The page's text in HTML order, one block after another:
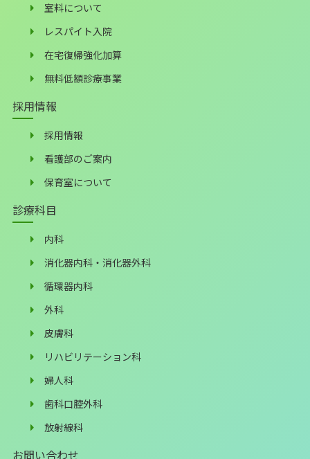
室料について
レスパイト入院
在宅復帰強化加算
無料低額診療事業
採用情報
採用情報
看護部のご案内
保育室について
診療科目
内科
消化器内科・消化器外科
循環器内科
外科
皮膚科
リハビリテーション科
婦人科
歯科口腔外科
放射線科
お問い合わせ